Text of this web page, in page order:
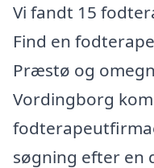
Vi fandt 15
Find en
Præstø og
Vordingborg
søgning efter en